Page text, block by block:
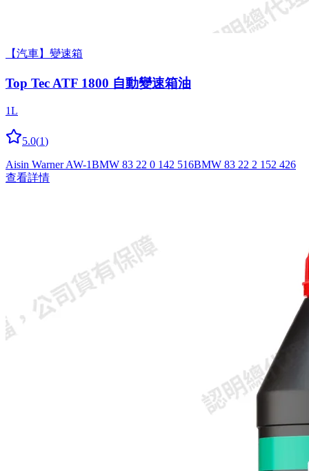
【汽車】變速箱
Top Tec ATF 1800 自動變速箱油
1L
5.0(1)
Aisin Warner AW-1BMW 83 22 0 142 516BMW 83 22 2 152 426
查看詳情